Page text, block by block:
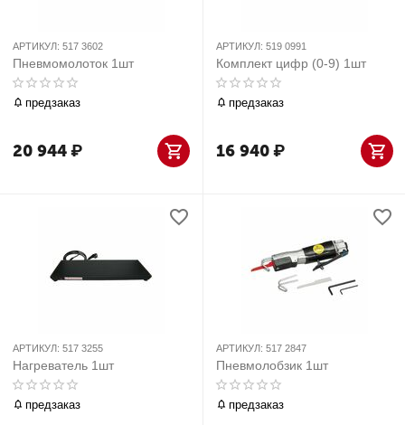
АРТИКУЛ: 517 3602
Пневмомолоток 1шт
предзаказ
20 944₽
АРТИКУЛ: 519 0991
Комплект цифр (0-9) 1шт
предзаказ
16 940₽
АРТИКУЛ: 517 3255
Нагреватель 1шт
предзаказ
АРТИКУЛ: 517 2847
Пневмолобзик 1шт
предзаказ